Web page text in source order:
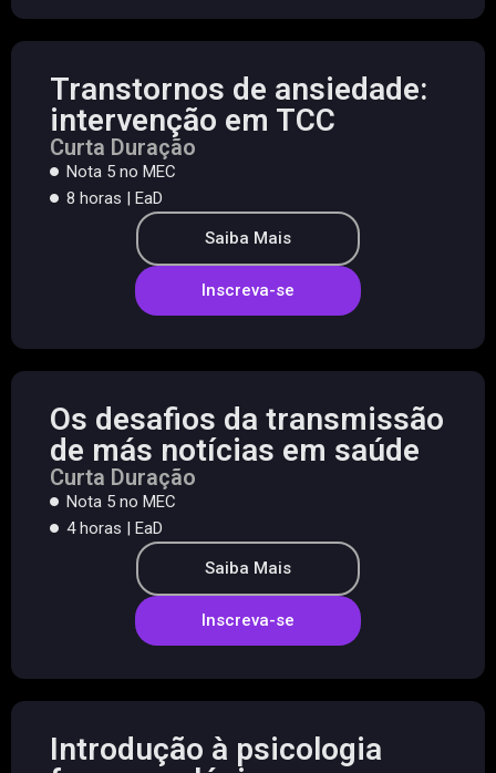
Transtornos de ansiedade:
intervenção em TCC
Curta Duração
Nota 5 no MEC
8 horas | EaD
Saiba Mais
Inscreva-se
Os desafios da transmissão
de más notícias em saúde
Curta Duração
Nota 5 no MEC
4 horas | EaD
Saiba Mais
Inscreva-se
Introdução à psicologia